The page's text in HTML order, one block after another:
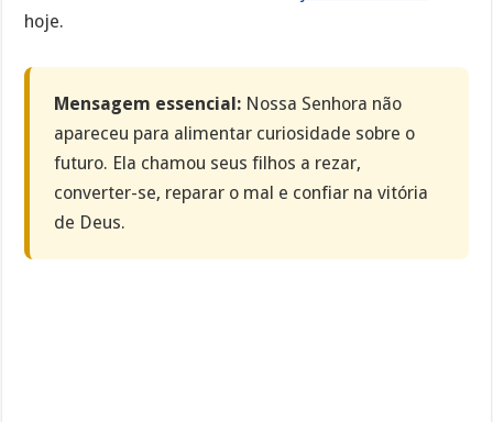
hoje.
Mensagem essencial: Nossa Senhora não
apareceu para alimentar curiosidade sobre o
futuro. Ela chamou seus filhos a rezar,
converter-se, reparar o mal e confiar na vitória
de Deus.